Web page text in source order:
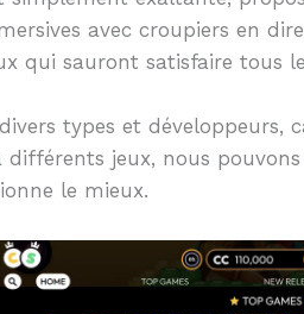
avec croupiers en
qui sauront satisfaire tous
types et
différents jeux, nous
le mieux.